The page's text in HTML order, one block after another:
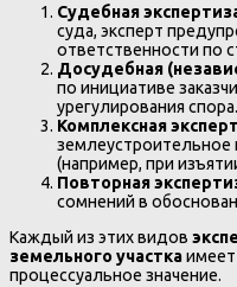
Судебная
суда, эксперт
ответственности по
Досудебная
по инициативе
урегулирования спора.
Комплексная
землеустроительное
(например, при
Повторная
сомнений в
Каждый из этих видов
земельного участка
процессуальное значение.